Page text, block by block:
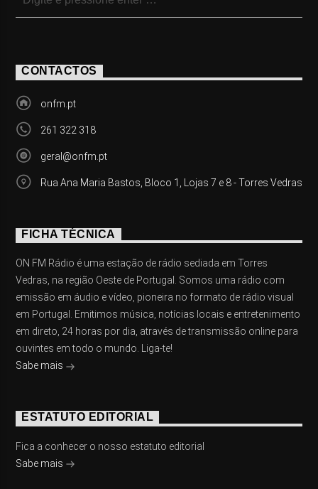
CONTACTOS
onfm.pt
261 322 318
geral@onfm.pt
Rua Ana Maria Bastos, Bloco 1, Lojas 7 e 8 - Torres Vedras
FICHA TÉCNICA
ON FM Rádio é uma estação de rádio sediada em Torres
Vedras, na região Oeste de Portugal. Somos uma rádio com
emissão em áudio e vídeo, pioneira no formato de rádio visual
em Portugal. Emitimos música, notícias locais e entretenimento
em direto, 24 horas por dia, através de transmissão online para
ouvintes em todo o mundo. Liga-te!
Sabe mais
ESTATUTO EDITORIAL
Fica a conhecer o nosso estatuto editorial
Sabe mais